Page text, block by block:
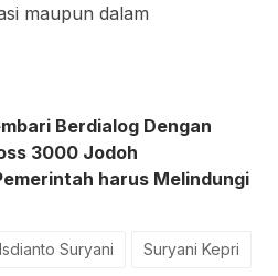
maupun dalam
Berdialog Dengan
3000 Jodoh
harus Melindungi
Isdianto Suryani
Suryani Kepri